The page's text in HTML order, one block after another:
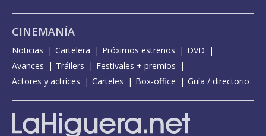
CINEMANÍA
Noticias Cartelera Próximos estrenos
DVD
Avances
Tráilers
Festivales + premios
Actores y actrices
Carteles Box-office Guía / directorio